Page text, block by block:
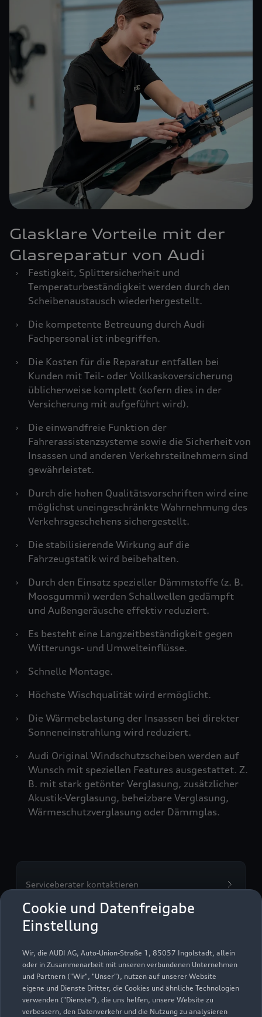
Cookie und Datenfreigabe
Einstellung
Wir, die AUDI AG, Auto-Union-Straße 1, 85057 Ingolstadt, allein
oder in Zusammenarbeit mit unseren verbundenen Unternehmen
und Partnern ("Wir", "Unser"), nutzen auf unserer Website
eigene und Dienste Dritter, die Cookies und ähnliche Technologien
verwenden ("Dienste"), die uns helfen, unsere Website zu
verbessern, den Datenverkehr und die Nutzung zu analysieren
Glasklare Vorteile mit der
Glasreparatur von Audi
›
Festigkeit, Splittersicherheit und
Temperaturbeständigkeit werden durch den
Scheibenaustausch wiederhergestellt.
›
Die kompetente Betreuung durch Audi
Fachpersonal ist inbegriffen.
›
Die Kosten für die Reparatur entfallen bei
Kunden mit Teil- oder Vollkaskoversicherung
üblicherweise komplett (sofern dies in der
Versicherung mit aufgeführt wird).
›
Die einwandfreie Funktion der
Fahrerassistenzsysteme sowie die Sicherheit von
Insassen und anderen Verkehrsteilnehmern sind
gewährleistet.
›
Durch die hohen Qualitätsvorschriften wird eine
möglichst uneingeschränkte Wahrnehmung des
Verkehrsgeschehens sichergestellt.
›
Die stabilisierende Wirkung auf die
Fahrzeugstatik wird beibehalten.
›
Durch den Einsatz spezieller Dämmstoffe (z. B.
Moosgummi) werden Schallwellen gedämpft
und Außengeräusche effektiv reduziert.
›
Es besteht eine Langzeitbeständigkeit gegen
Witterungs- und Umwelteinflüsse.
›
Schnelle Montage.
›
Höchste Wischqualität wird ermöglicht.
›
Die Wärmebelastung der Insassen bei direkter
Sonneneinstrahlung wird reduziert.
›
Audi Original Windschutzscheiben werden auf
Wunsch mit speziellen Features ausgestattet. Z.
B. mit stark getönter Verglasung, zusätzlicher
Akustik-Verglasung, beheizbare Verglasung,
Wärmeschutzverglasung oder Dämmglas.
Serviceberater kontaktieren
Autohaus Osterwieck